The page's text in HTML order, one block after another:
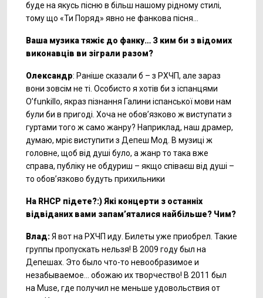
буде на якусь пісню в більш нашому рідному стилі,
тому що «Ти Поряд» явно не фанкова пісня…
Ваша музика тяжіє до фанку… З ким би з відомих
виконавців ви зіграли разом?
Олександр: Раніше сказали б – з РХЧП, але зараз
вони зовсім не ті. Особисто я хотів би з іспанцями
O’funkillo, якраз пізнання Галини іспанської мови нам
були би в пригоді. Хоча не обов’язково ж виступати з
гуртами того ж само жанру? Наприклад, наш драмер,
думаю, мріє виступити з Депеш Мод. В музиці ж
головне, щоб від душі було, а жанр то така вже
справа, публіку не обдуриш – якщо співаєш від душі –
то обов’язково будуть прихильники
На RHCP підете?:) Які концерти з останніх
відвіданих вами запам’яталися найбільше? Чим?
Влад:Я вот на РХЧП иду. Билеты уже приобрел. Такие
группы пропускать нельзя! В 2009 году был на
Депешах. Это было что-то невообразимое и
незабываемое... обожаю их творчество! В 2011 был
на Мuse, где получил не меньше удовольствия от